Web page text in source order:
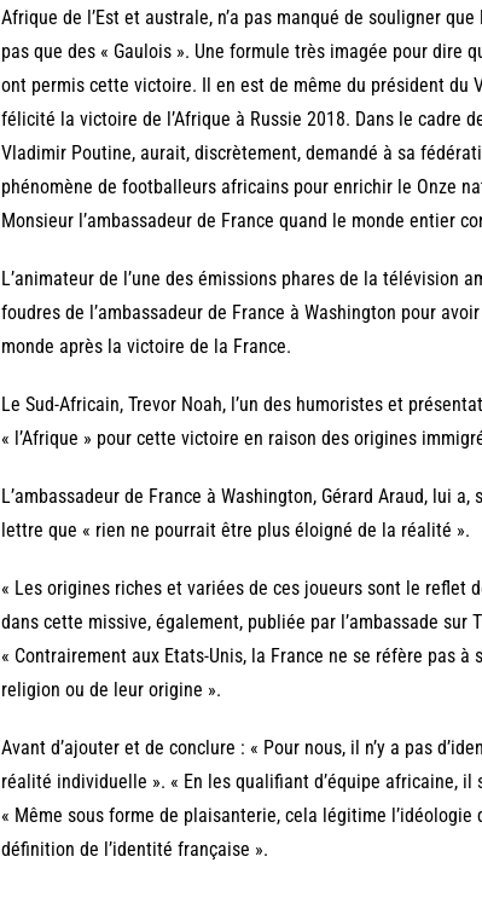
Afrique de l’Est et australe, n’a pas manqué de souligner
pas que des « Gaulois ». Une formule très imagée pour dire
ont permis cette victoire. Il en est de même du président du
félicité la victoire de l’Afrique à Russie 2018. Dans le cadre
Vladimir Poutine, aurait, discrètement, demandé à sa
phénomène de footballeurs africains pour enrichir le Onze
Monsieur l’ambassadeur de France quand le monde entier
L’animateur de l’une des émissions phares de la télévision
foudres de l’ambassadeur de France à Washington pour
monde après la victoire de la France.
Le Sud-Africain, Trevor Noah, l’un des humoristes et
« l’Afrique » pour cette victoire en raison des origines
L’ambassadeur de France à Washington, Gérard Araud, lui
lettre que « rien ne pourrait être plus éloigné de la réalité ».
« Les origines riches et variées de ces joueurs sont le reflet
dans cette missive, également, publiée par l’ambassade sur
« Contrairement aux Etats-Unis, la France ne se réfère pas
religion ou de leur origine ».
Avant d’ajouter et de conclure : « Pour nous, il n’y a pas
réalité individuelle ». « En les qualifiant d’équipe africaine,
« Même sous forme de plaisanterie, cela légitime
définition de l’identité française ».